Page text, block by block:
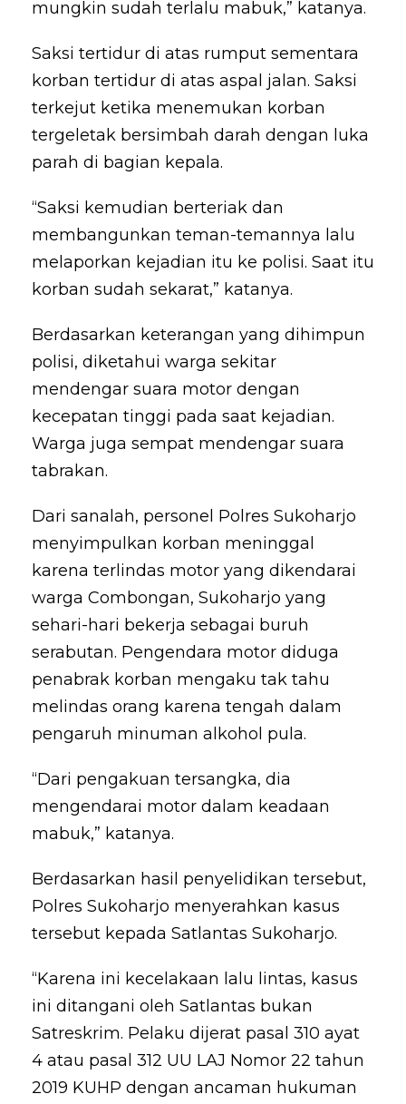
mungkin sudah terlalu mabuk,” katanya.
Saksi tertidur di atas rumput sementara
korban tertidur di atas aspal jalan. Saksi
terkejut ketika menemukan korban
tergeletak bersimbah darah dengan luka
parah di bagian kepala.
“Saksi kemudian berteriak dan
membangunkan teman-temannya lalu
melaporkan kejadian itu ke polisi. Saat itu
korban sudah sekarat,” katanya.
Berdasarkan keterangan yang dihimpun
polisi, diketahui warga sekitar
mendengar suara motor dengan
kecepatan tinggi pada saat kejadian.
Warga juga sempat mendengar suara
tabrakan.
Dari sanalah, personel Polres Sukoharjo
menyimpulkan korban meninggal
karena terlindas motor yang dikendarai
warga Combongan, Sukoharjo yang
sehari-hari bekerja sebagai buruh
serabutan. Pengendara motor diduga
penabrak korban mengaku tak tahu
melindas orang karena tengah dalam
pengaruh minuman alkohol pula.
“Dari pengakuan tersangka, dia
mengendarai motor dalam keadaan
mabuk,” katanya.
Berdasarkan hasil penyelidikan tersebut,
Polres Sukoharjo menyerahkan kasus
tersebut kepada Satlantas Sukoharjo.
“Karena ini kecelakaan lalu lintas, kasus
ini ditangani oleh Satlantas bukan
Satreskrim. Pelaku dijerat pasal 310 ayat
4 atau pasal 312 UU LAJ Nomor 22 tahun
2019 KUHP dengan ancaman hukuman